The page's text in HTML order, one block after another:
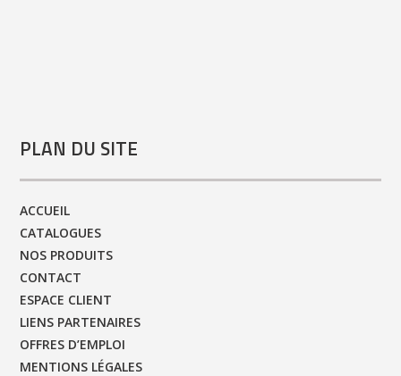
PLAN DU SITE
ACCUEIL
CATALOGUES
NOS PRODUITS
CONTACT
ESPACE CLIENT
LIENS PARTENAIRES
OFFRES D’EMPLOI
MENTIONS LÉGALES